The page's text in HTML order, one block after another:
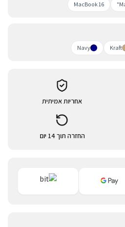
MacBook 16
Kraft
Navy
אחריות אמיתית
החזרה תוך 14 יום